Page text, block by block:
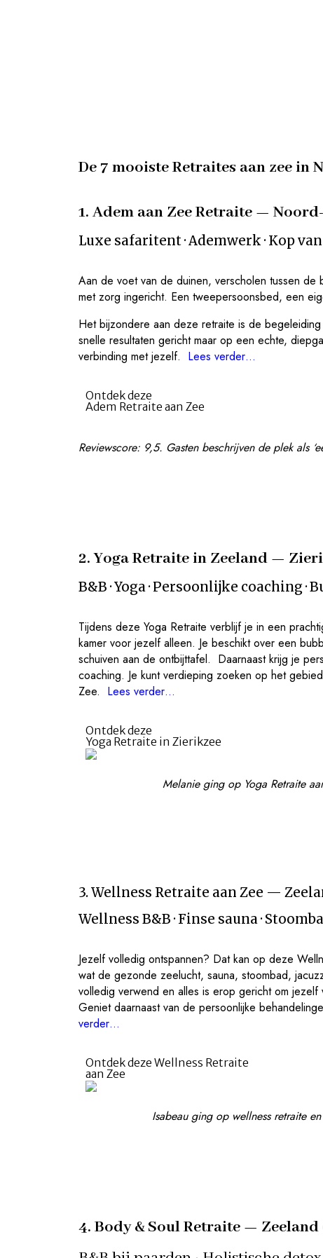
De 7 mooiste Retraites aan zee in
1. Adem aan Zee Retraite —
Luxe safaritent · Ademwerk · Kop
Aan de voet van de duinen, verscholen tussen
met zorg ingericht. Een tweepersoonsbed, een
Het bijzondere aan deze retraite is de
snelle resultaten gericht maar op een echte,
verbinding met jezelf. Lees verder…
Ontdek deze
Adem Retraite aan Zee
Reviewscore: 9,5. Gasten beschrijven de plek als
2. Yoga Retraite in Zeeland —
B&B · Yoga · Persoonlijke coaching
Tijdens deze Yoga Retraite verblijf je in een
kamer voor jezelf alleen. Je beschikt over een
schuiven aan de ontbijttafel. Daarnaast krijg je
coaching. Je kunt verdieping zoeken op het
Zee. Lees verder…
Ontdek deze
Yoga Retraite in Zierikzee
Melanie ging op Yoga Retraite
3. Wellness Retraite aan Zee —
Wellness B&B · Finse sauna ·
Jezelf volledig ontspannen? Dat kan op deze
wat de gezonde zeelucht, sauna, stoombad,
volledig verwend en alles is erop gericht om
Geniet daarnaast van de persoonlijke
verder…
Ontdek deze Wellness Retraite
aan Zee
Isabeau ging op wellness retraite
4. Body & Soul Retraite —